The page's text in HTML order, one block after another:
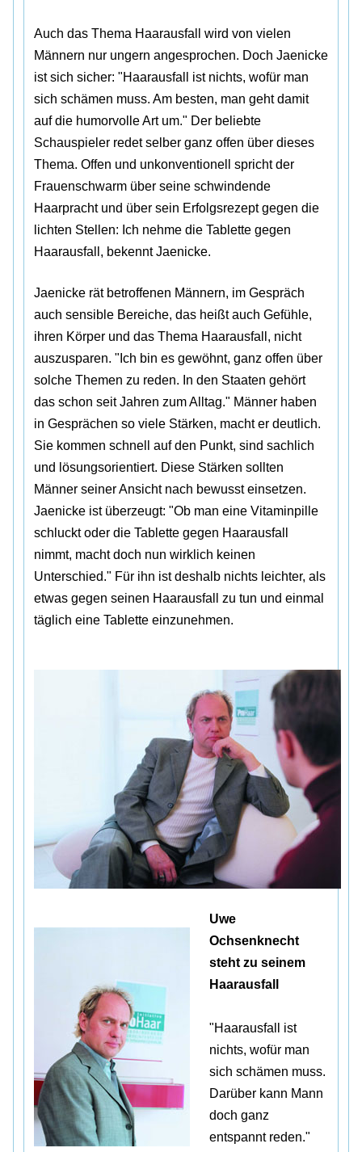
Auch das Thema Haarausfall wird von vielen
Männern nur ungern angesprochen. Doch Jaenicke
ist sich sicher: "Haarausfall ist nichts, wofür man
sich schämen muss. Am besten, man geht damit
auf die humorvolle Art um." Der beliebte
Schauspieler redet selber ganz offen über dieses
Thema. Offen und unkonventionell spricht der
Frauenschwarm über seine schwindende
Haarpracht und über sein Erfolgsrezept gegen die
lichten Stellen: Ich nehme die Tablette gegen
Haarausfall, bekennt Jaenicke.
Jaenicke rät betroffenen Männern, im Gespräch
auch sensible Bereiche, das heißt auch Gefühle,
ihren Körper und das Thema Haarausfall, nicht
auszusparen. "Ich bin es gewöhnt, ganz offen über
solche Themen zu reden. In den Staaten gehört
das schon seit Jahren zum Alltag." Männer haben
in Gesprächen so viele Stärken, macht er deutlich.
Sie kommen schnell auf den Punkt, sind sachlich
und lösungsorientiert. Diese Stärken sollten
Männer seiner Ansicht nach bewusst einsetzen.
Jaenicke ist überzeugt: "Ob man eine Vitaminpille
schluckt oder die Tablette gegen Haarausfall
nimmt, macht doch nun wirklich keinen
Unterschied." Für ihn ist deshalb nichts leichter, als
etwas gegen seinen Haarausfall zu tun und einmal
täglich eine Tablette einzunehmen.
Uwe
Ochsenknecht
steht zu seinem
Haarausfall
"Haarausfall ist
nichts, wofür man
sich schämen muss.
Darüber kann Mann
doch ganz
entspannt reden."